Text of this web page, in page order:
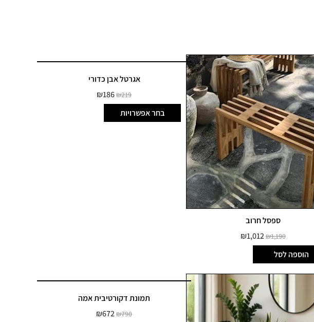
ספסל חרוב
₪1,190
₪1,012
הוספה לסל
אגרטל אבן כדורי
₪219
₪186
בחר אפשרויות
תמונת דקורטיבית אמה
₪790
₪672